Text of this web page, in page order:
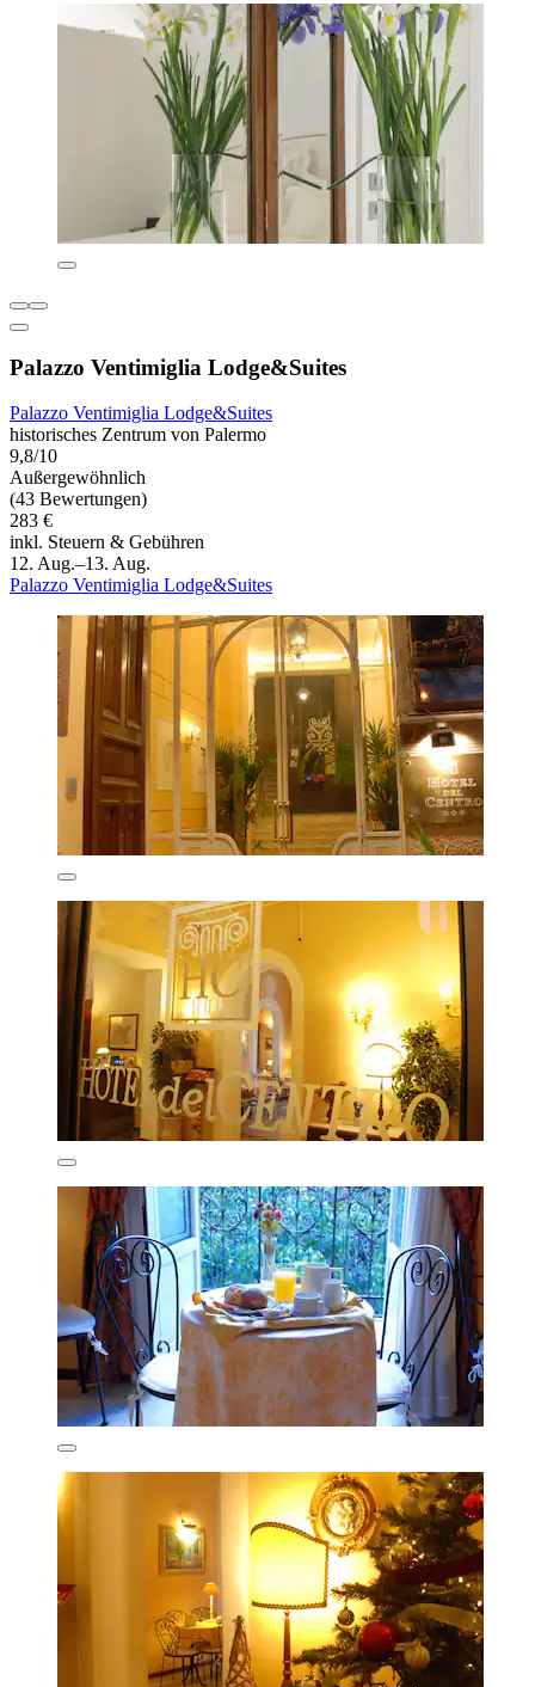
Palazzo Ventimiglia Lodge&Suites
Palazzo Ventimiglia Lodge&Suites
historisches Zentrum von Palermo
9,8/10
Außergewöhnlich
(43 Bewertungen)
283 €
inkl. Steuern & Gebühren
12. Aug.–13. Aug.
Palazzo Ventimiglia Lodge&Suites